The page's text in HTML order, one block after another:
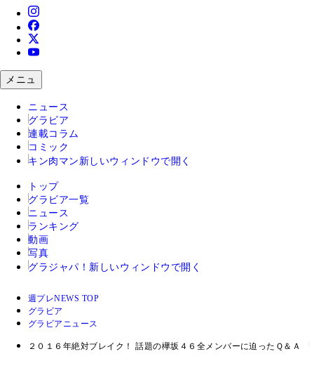
メニュ
ニュース
グラビア
連載コラム
コミック
キン肉マン 新しいウィンドウで開く
トップ
グラビア一覧
ニュース
ランキング
動画
写真
グラジャパ！ 新しいウィンドウで開く
週プレNEWS TOP
グラビア
グラビアニュース
２０１６年絶対ブレイク！ 話題の欅坂４６全メンバーに迫ったＱ＆Ａ